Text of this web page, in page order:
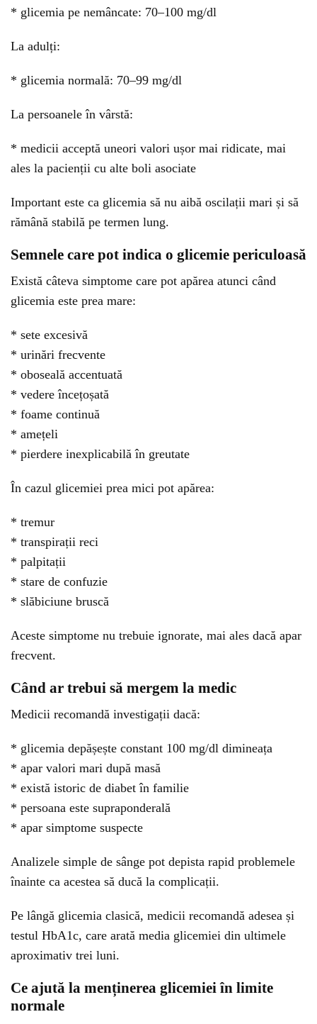
* glicemia pe nemâncate: 70–100 mg/dl
La adulți:
* glicemia normală: 70–99 mg/dl
La persoanele în vârstă:
* medicii acceptă uneori valori ușor mai ridicate, mai
ales la pacienții cu alte boli asociate
Important este ca glicemia să nu aibă oscilații mari și să
rămână stabilă pe termen lung.
Semnele care pot indica o glicemie periculoasă
Există câteva simptome care pot apărea atunci când
glicemia este prea mare:
* sete excesivă
* urinări frecvente
* oboseală accentuată
* vedere încețoșată
* foame continuă
* amețeli
* pierdere inexplicabilă în greutate
În cazul glicemiei prea mici pot apărea:
* tremur
* transpirații reci
* palpitații
* stare de confuzie
* slăbiciune bruscă
Aceste simptome nu trebuie ignorate, mai ales dacă apar
frecvent.
Când ar trebui să mergem la medic
Medicii recomandă investigații dacă:
* glicemia depășește constant 100 mg/dl dimineața
* apar valori mari după masă
* există istoric de diabet în familie
* persoana este supraponderală
* apar simptome suspecte
Analizele simple de sânge pot depista rapid problemele
înainte ca acestea să ducă la complicații.
Pe lângă glicemia clasică, medicii recomandă adesea și
testul HbA1c, care arată media glicemiei din ultimele
aproximativ trei luni.
Ce ajută la menținerea glicemiei în limite
normale